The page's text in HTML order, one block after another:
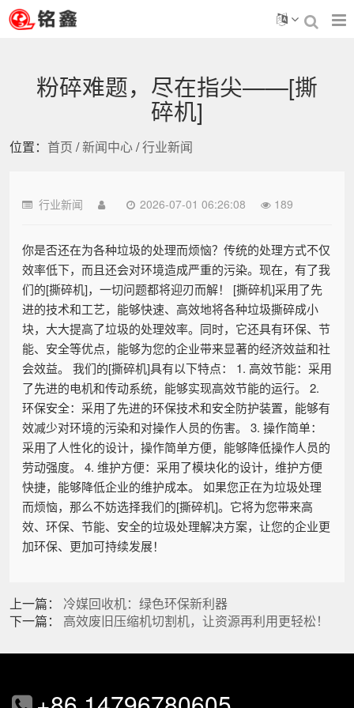
粉碎难题，尽在指尖——[撕
碎机]
位置： 首页 /新闻中心/行业新闻
行业新闻 2026-07-01 06:26:08 189
你是否还在为各种垃圾的处理而烦恼？传统的处理方式不仅
效率低下，而且还会对环境造成严重的污染。现在，有了我
们的[撕碎机]，一切问题都将迎刃而解！ [撕碎机]采用了先
进的技术和工艺，能够快速、高效地将各种垃圾撕碎成小
块，大大提高了垃圾的处理效率。同时，它还具有环保、节
能、安全等优点，能够为您的企业带来显著的经济效益和社
会效益。 我们的[撕碎机]具有以下特点： 1. 高效节能：采用
了先进的电机和传动系统，能够实现高效节能的运行。 2.
环保安全：采用了先进的环保技术和安全防护装置，能够有
效减少对环境的污染和对操作人员的伤害。 3. 操作简单：
采用了人性化的设计，操作简单方便，能够降低操作人员的
劳动强度。 4. 维护方便：采用了模块化的设计，维护方便
快捷，能够降低企业的维护成本。 如果您正在为垃圾处理
而烦恼，那么不妨选择我们的[撕碎机]。它将为您带来高
效、环保、节能、安全的垃圾处理解决方案，让您的企业更
加环保、更加可持续发展！
上一篇： 冷媒回收机：绿色环保新利器
下一篇： 高效废旧压缩机切割机，让资源再利用更轻松！